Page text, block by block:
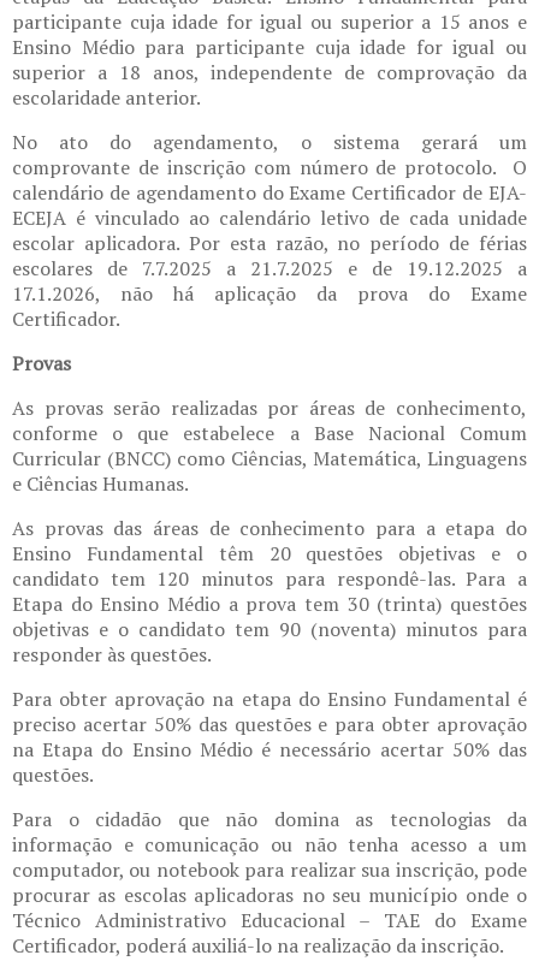
participante cuja idade for igual ou superior a 15 anos e
Ensino Médio para participante cuja idade for igual ou
superior a 18 anos, independente de comprovação da
escolaridade anterior.
No ato do agendamento, o sistema gerará um
comprovante de inscrição com número de protocolo. O
calendário de agendamento do Exame Certificador de EJA-
ECEJA é vinculado ao calendário letivo de cada unidade
escolar aplicadora. Por esta razão, no período de férias
escolares de 7.7.2025 a 21.7.2025 e de 19.12.2025 a
17.1.2026, não há aplicação da prova do Exame
Certificador.
Provas
As provas serão realizadas por áreas de conhecimento,
conforme o que estabelece a Base Nacional Comum
Curricular (BNCC) como Ciências, Matemática, Linguagens
e Ciências Humanas.
As provas das áreas de conhecimento para a etapa do
Ensino Fundamental têm 20 questões objetivas e o
candidato tem 120 minutos para respondê-las. Para a
Etapa do Ensino Médio a prova tem 30 (trinta) questões
objetivas e o candidato tem 90 (noventa) minutos para
responder às questões.
Para obter aprovação na etapa do Ensino Fundamental é
preciso acertar 50% das questões e para obter aprovação
na Etapa do Ensino Médio é necessário acertar 50% das
questões.
Para o cidadão que não domina as tecnologias da
informação e comunicação ou não tenha acesso a um
computador, ou notebook para realizar sua inscrição, pode
procurar as escolas aplicadoras no seu município onde o
Técnico Administrativo Educacional – TAE do Exame
Certificador, poderá auxiliá-lo na realização da inscrição.